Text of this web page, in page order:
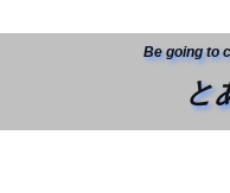
Be going to
と